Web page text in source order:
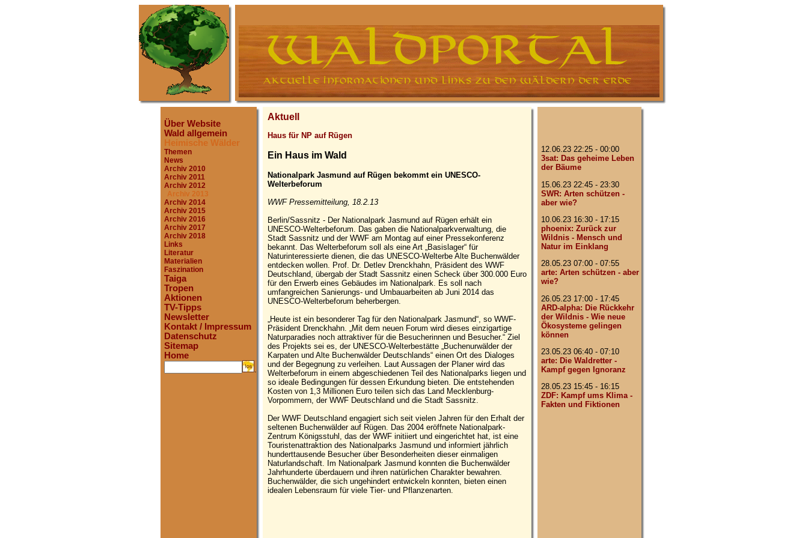
Über Website
Wald allgemein
Heimische Wälder
Themen
News
Archiv 2010
Archiv 2011
Archiv 2012
Archiv 2013
Archiv 2014
Archiv 2015
Archiv 2016
Archiv 2017
Archiv 2018
Links
Literatur
Materialien
Faszination
Taiga
Tropen
Aktionen
TV-Tipps
Newsletter
Kontakt / Impressum
Datenschutz
Sitemap
Home
.
Aktuell
Haus für NP auf Rügen
Ein Haus im Wald
Nationalpark Jasmund auf Rügen bekommt ein UNESCO-
Welterbeforum
WWF Pressemitteilung, 18.2.13
Berlin/Sassnitz - Der Nationalpark Jasmund auf Rügen erhält ein
UNESCO-Welterbeforum. Das gaben die Nationalparkverwaltung, die
Stadt Sassnitz und der WWF am Montag auf einer Pressekonferenz
bekannt. Das Welterbeforum soll als eine Art „Basislager“ für
Naturinteressierte dienen, die das UNESCO-Welterbe Alte Buchenwälder
entdecken wollen. Prof. Dr. Detlev Drenckhahn, Präsident des WWF
Deutschland, übergab der Stadt Sassnitz einen Scheck über 300.000 Euro
für den Erwerb eines Gebäudes im Nationalpark. Es soll nach
umfangreichen Sanierungs- und Umbauarbeiten ab Juni 2014 das
UNESCO-Welterbeforum beherbergen.
„Heute ist ein besonderer Tag für den Nationalpark Jasmund“, so WWF-
Präsident Drenckhahn. „Mit dem neuen Forum wird dieses einzigartige
Naturparadies noch attraktiver für die Besucherinnen und Besucher.“ Ziel
des Projekts sei es, der UNESCO-Welterbestätte „Buchenurwälder der
Karpaten und Alte Buchenwälder Deutschlands“ einen Ort des Dialoges
und der Begegnung zu verleihen. Laut Aussagen der Planer wird das
Welterbeforum in einem abgeschiedenen Teil des Nationalparks liegen und
so ideale Bedingungen für dessen Erkundung bieten. Die entstehenden
Kosten von 1,3 Millionen Euro teilen sich das Land Mecklenburg-
Vorpommern, der WWF Deutschland und die Stadt Sassnitz.
Der WWF Deutschland engagiert sich seit vielen Jahren für den Erhalt der
seltenen Buchenwälder auf Rügen. Das 2004 eröffnete Nationalpark-
Zentrum Königsstuhl, das der WWF initiiert und eingerichtet hat, ist eine
Touristenattraktion des Nationalparks Jasmund und informiert jährlich
hunderttausende Besucher über Besonderheiten dieser einmaligen
Naturlandschaft. Im Nationalpark Jasmund konnten die Buchenwälder
Jahrhunderte überdauern und ihren natürlichen Charakter bewahren.
Buchenwälder, die sich ungehindert entwickeln konnten, bieten einen
idealen Lebensraum für viele Tier- und Pflanzenarten.
12.06.23 22:25 - 00:00
3sat: Das geheime Leben
der Bäume
15.06.23 22:45 - 23:30
SWR: Arten schützen -
aber wie?
10.06.23 16:30 - 17:15
phoenix: Zurück zur
Wildnis - Mensch und
Natur im Einklang
28.05.23 07:00 - 07:55
arte: Arten schützen - aber
wie?
26.05.23 17:00 - 17:45
ARD-alpha: Die Rückkehr
der Wildnis - Wie neue
Ökosysteme gelingen
können
23.05.23 06:40 - 07:10
arte: Die Waldretter -
Kampf gegen Ignoranz
28.05.23 15:45 - 16:15
ZDF: Kampf ums Klima -
Fakten und Fiktionen